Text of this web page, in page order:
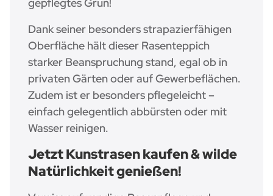
gepflegtes Grün!
Dank seiner besonders strapazierfähigen
Oberfläche hält dieser Rasenteppich
starker Beanspruchung stand, egal ob in
privaten Gärten oder auf Gewerbeflächen.
Zudem ist er besonders pflegeleicht –
einfach gelegentlich abbürsten oder mit
Wasser reinigen.
Jetzt Kunstrasen kaufen & wilde
Natürlichkeit genießen!